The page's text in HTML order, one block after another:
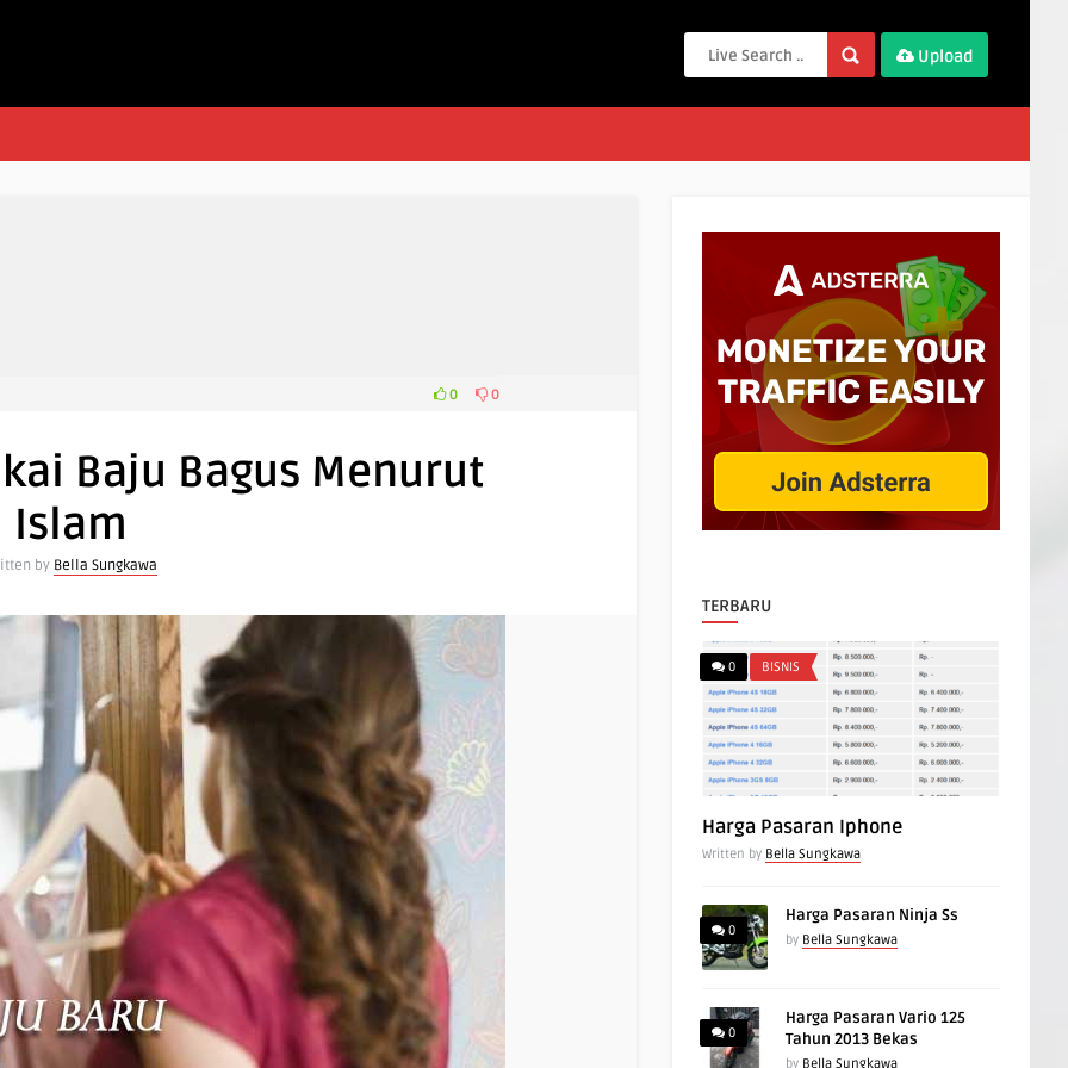
Upload
0 0
Baju Bagus Menurut
Islam
by Bella Sungkawa
TERBARU
0 BISNIS
Harga Pasaran Iphone
Written by Bella Sungkawa
0
Harga Pasaran Ninja Ss
by Bella Sungkawa
0
Harga Pasaran Vario 125
Tahun 2013 Bekas
by Bella Sungkawa